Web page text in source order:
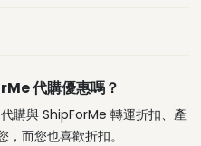
代購優惠嗎？
購與 ShipForMe 轉運折扣、產
而您也喜歡折扣。